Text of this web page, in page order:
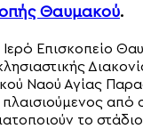
Θαυμακού.
Επισκοπείο
Ναού Αγίας
από
το